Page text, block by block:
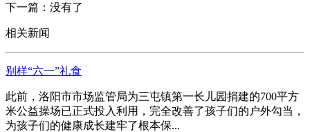
下一篇：没有了
相关新闻
别样“六一”礼食
此前，洛阳市市场监管局为三屯镇第一长儿园捐建的700平方
米公益操场已正式投入利用，完全改善了孩子们的户外勾当，
为孩子们的健康成长建牢了根本保...